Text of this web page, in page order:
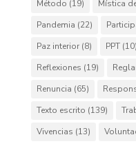
Método (19) Mística
Pandemia (22)
Paz interior(8) PPT(10)
Reflexiones (19)
Renuncia (65)
Texto escrito (139)
Vivencias (13)